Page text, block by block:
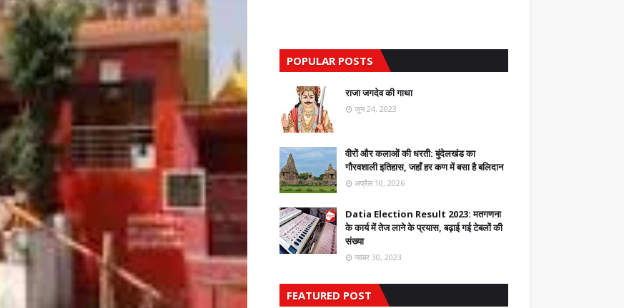
POPULAR POSTS
राजा जगदेव की गाथा
जून 24, 2023
वीरों और कलाओं की धरती: बुंदेलखंड का
गौरवशाली इतिहास, जहाँ हर कण में बसा है बलिदान
अप्रैल 10, 2026
Datia Election Result 2023: मतगणना
के कार्य में तेज लाने के प्रयास, बढ़ाई गई टेबलों की
संख्या
नवंबर 30, 2023
FEATURED POST